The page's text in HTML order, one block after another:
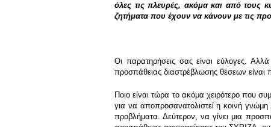
όλες τις πλευρές, ακόμα και από τους
ζητήματα που έχουν να κάνουν με τις
Οι παρατηρήσεις σας είναι εύλογες.
προσπάθειας διαστρέβλωσης θέσεων είναι
Ποιο είναι τώρα το ακόμα χειρότερο που
για να αποπροσανατολιστεί η κοινή
προβλήματα. Δεύτερον, να γίνει μια